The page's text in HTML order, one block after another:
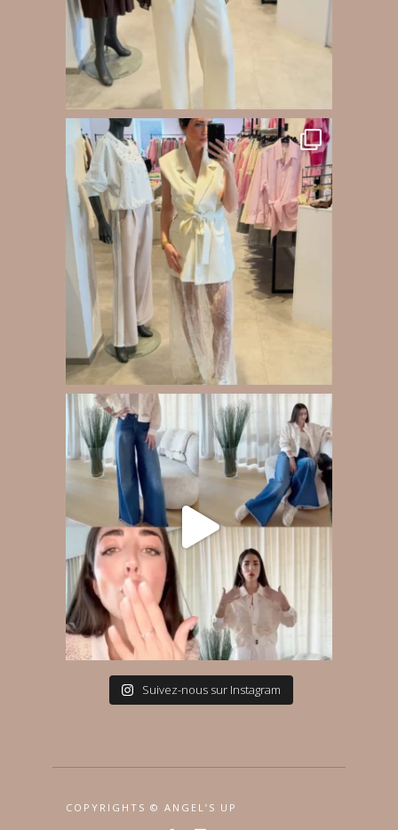
Suivez-nous sur Instagram
COPYRIGHTS © ANGEL’S UP